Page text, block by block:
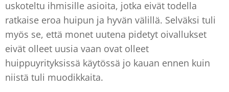
uskoteltu ihmisille asioita, jotka eivät todella
ratkaise eroa huipun ja hyvän välillä. Selväksi tuli
myös se, että monet uutena pidetyt oivallukset
eivät olleet uusia vaan ovat olleet
huippuyrityksissä käytössä jo kauan ennen kuin
niistä tuli muodikkaita.